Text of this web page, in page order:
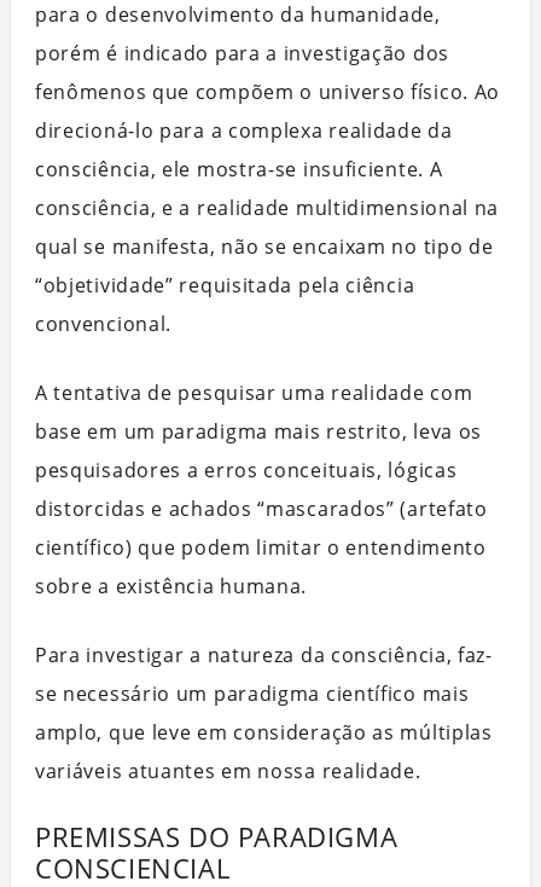
para o desenvolvimento da humanidade,
porém é indicado para a investigação dos
fenômenos que compõem o universo físico. Ao
direcioná-lo para a complexa realidade da
consciência, ele mostra-se insuficiente. A
consciência, e a realidade multidimensional na
qual se manifesta, não se encaixam no tipo de
“objetividade” requisitada pela ciência
convencional.
A tentativa de pesquisar uma realidade com
base em um paradigma mais restrito, leva os
pesquisadores a erros conceituais, lógicas
distorcidas e achados “mascarados” (artefato
científico) que podem limitar o entendimento
sobre a existência humana.
Para investigar a natureza da consciência, faz-
se necessário um paradigma científico mais
amplo, que leve em consideração as múltiplas
variáveis atuantes em nossa realidade.
PREMISSAS DO PARADIGMA
CONSCIENCIAL